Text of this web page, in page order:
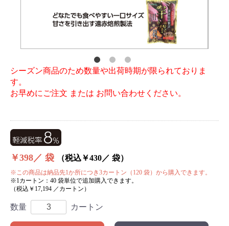
シーズン商品のため数量や出荷時期が限られておりま
す。
お早めにご注文 または お問い合わせください。
￥398／ 袋 （税込￥430／ 袋）
※この商品は納品先1か所につき3カートン（120 袋）から購入できます。
※1カートン：40 袋単位で追加購入できます。
（税込￥17,194 ／カートン）
数量 カートン